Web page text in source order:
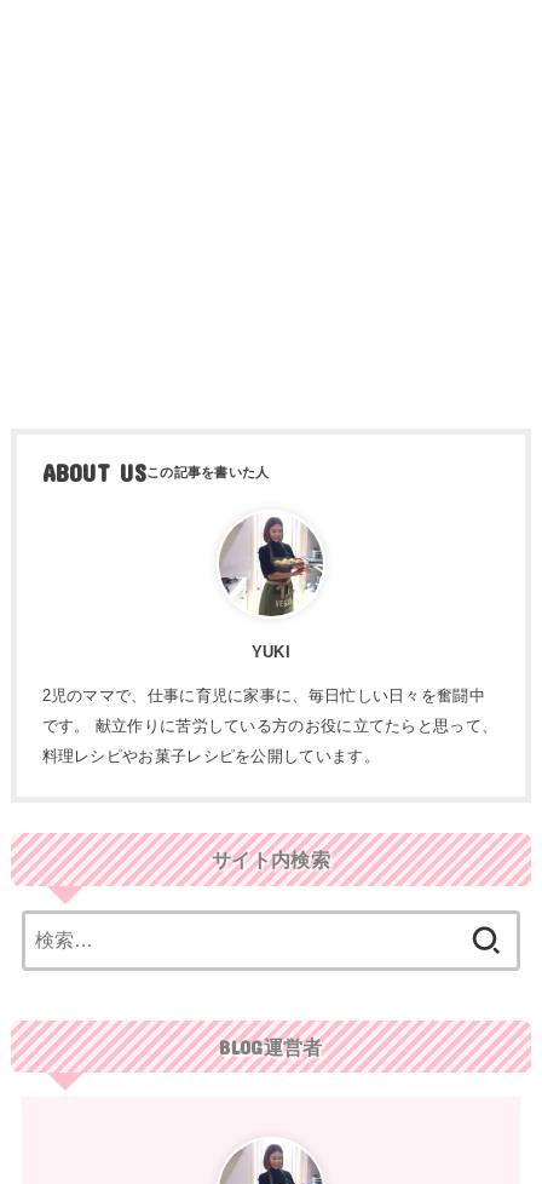
ABOUT US
YUKI
2児のママで、仕事に育児に家事に、毎日忙しい日々を奮闘中
です。 献立作りに苦労している方のお役に立てたらと思って、
料理レシピやお菓子レシピを公開しています。
サイト内検索
索:
BLOG運営者